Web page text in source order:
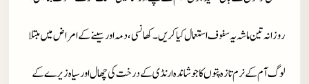
روزانہ تین ماشہ یہ سفوف استعمال کیا کریں ۔ کھانسی ، دمہ اور سینے کے امراض میں مبتلا
لوگ آم کے نرم تازہ پتوں کا جوشاندہ ارنڈی کے درخت کی چھال اور سیاہ زیرے کے